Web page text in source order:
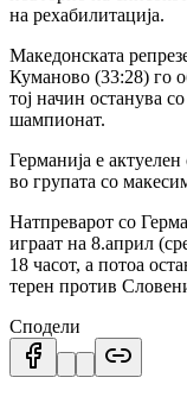
на рехабилитација.
Македонската
Куманово (33:28) го
тој начин останува
шампионат.
Германија е
во групата со
Натпреварот со
играат на 8.април
18 часот, а потоа
терен против
Сподели